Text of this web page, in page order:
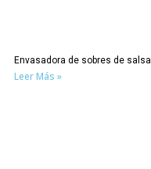
Envasadora de sobres de salsa
Leer Más »